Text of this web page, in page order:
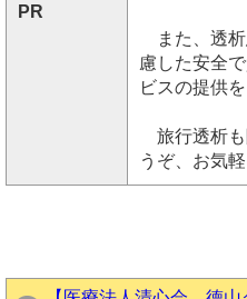
PR
また、透析
慮した安全
ビスの提供
旅行透析も
うぞ、お気